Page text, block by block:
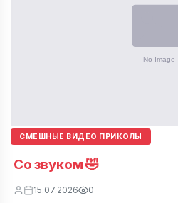
СМЕШНЫЕ ВИДЕО ПРИКОЛЫ
Со звуком 🤣
15.07.2026 0